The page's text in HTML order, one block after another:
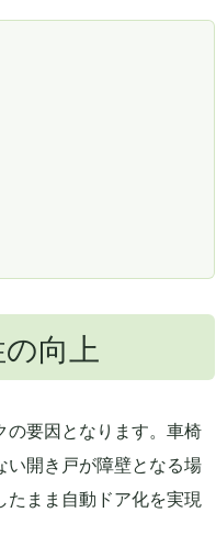
向上
の要因となります。車椅
い開き戸が障壁となる場
たまま自動ドア化を実現